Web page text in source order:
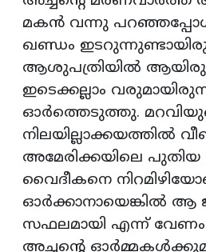
മകൻ വന്നു
ഖണ്ഡം
ആശുപത്രിയിൽ
ഇടെക്കല്ലാം
ഓർത്തെടുത്തു.
നിലയില്ലാക്കയത്തിൽ
അമേരിക്കയിലെ
വൈദീകനെ
ഓർക്കാനായെങ്കിൽ ആ
സഫലമായി എന്ന്
അച്ചന്റെ